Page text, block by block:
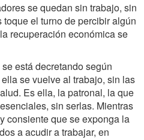
se quedan sin trabajo, sin
el turno de percibir algún
recuperación económica se
está decretando según
se vuelve al trabajo, sin las
Es ella, la patronal, la que
sin serlas. Mientras
consiente que se exponga la
a acudir a trabajar, en